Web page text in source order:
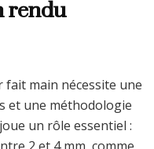
fait main nécessite une
et une méthodologie
un rôle essentiel :